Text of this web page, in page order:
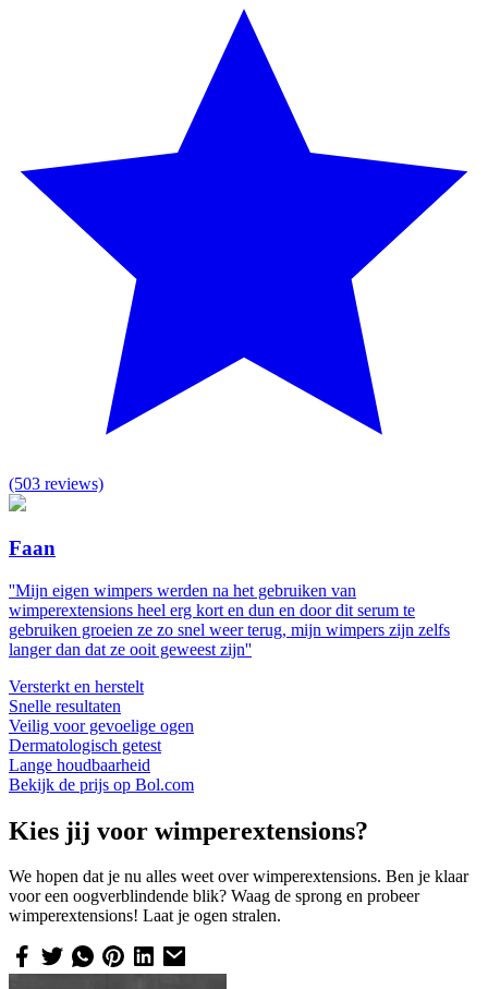
(503 reviews)
Faan
''Mijn eigen wimpers werden na het gebruiken van
wimperextensions heel erg kort en dun en door dit serum te
gebruiken groeien ze zo snel weer terug, mijn wimpers zijn zelfs
langer dan dat ze ooit geweest zijn''
Versterkt en herstelt
Snelle resultaten
Veilig voor gevoelige ogen
Dermatologisch getest
Lange houdbaarheid
Bekijk de prijs op Bol.com
Kies jij voor wimperextensions?
We hopen dat je nu alles weet over wimperextensions. Ben je klaar
voor een oogverblindende blik? Waag de sprong en probeer
wimperextensions! Laat je ogen stralen.